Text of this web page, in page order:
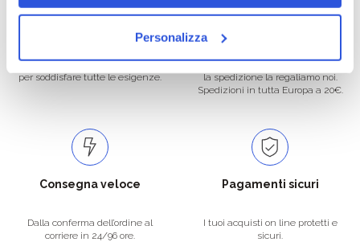
Personalizza
Catalogo prodotti ampio e completo
per soddisfare tutte le esigenze.
Con un acquisto minimo di 29.90 €
la spedizione la regaliamo noi.
Spedizioni in tutta Europa a 20€.
Consegna veloce
Dalla conferma dell’ordine al
corriere in 24/96 ore.
Pagamenti sicuri
I tuoi acquisti on line protetti e
sicuri.